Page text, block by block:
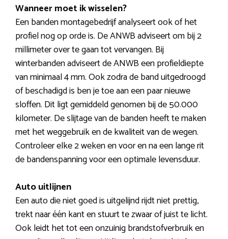
Wanneer moet ik wisselen?
Een banden montagebedrijf analyseert ook of het
profiel nog op orde is. De ANWB adviseert om bij 2
millimeter over te gaan tot vervangen. Bij
winterbanden adviseert de ANWB een profieldiepte
van minimaal 4 mm. Ook zodra de band uitgedroogd
of beschadigd is ben je toe aan een paar nieuwe
sloffen. Dit ligt gemiddeld genomen bij de 50.000
kilometer. De slijtage van de banden heeft te maken
met het weggebruik en de kwaliteit van de wegen.
Controleer elke 2 weken en voor en na een lange rit
de bandenspanning voor een optimale levensduur.
Auto uitlijnen
Een auto die niet goed is uitgelijnd rijdt niet prettig,
trekt naar één kant en stuurt te zwaar of juist te licht.
Ook leidt het tot een onzuinig brandstofverbruik en